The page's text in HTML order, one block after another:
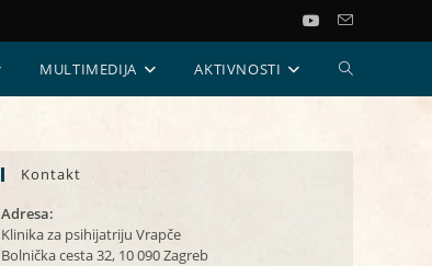
MULTIMEDIJA AKTIVNOSTI UKLJUČI/
Kontakt
Adresa:
Klinika za psihijatriju Vrapče
Bolnička cesta 32, 10 090 Zagreb